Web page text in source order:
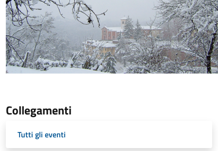
Collegamenti
Tutti gli eventi